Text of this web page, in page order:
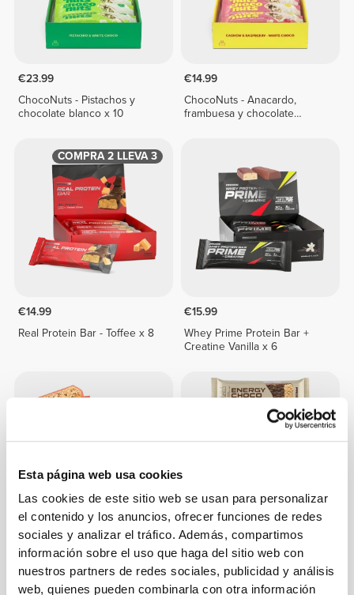
Esta página web usa cookies
Las cookies de este sitio web se usan para personalizar
el contenido y los anuncios, ofrecer funciones de redes
sociales y analizar el tráfico. Además, compartimos
información sobre el uso que haga del sitio web con
nuestros partners de redes sociales, publicidad y análisis
web, quienes pueden combinarla con otra información
€23.99
ChocoNuts - Pistachos y
chocolate blanco x 10
€14.99
ChocoNuts - Anacardo,
frambuesa y chocolate
COMPRA 2 LLEVA 3
€14.99
Real Protein Bar - Toffee x 8
€15.99
Whey Prime Protein Bar +
Creatine Vanilla x 6
Nutzer Bar - Avellana x 10
Energy Choco Crunch Bar x
4